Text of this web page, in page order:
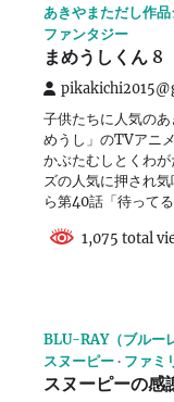
あきやまただし作
ファンタジー
まめうしくん 8
子供たちに人気の
めうし」のTVアニ
かぶたむしとくわ
ズの人気に押され
ら第40話「待って
1,075 total
BLU-RAY（ブルー
スヌーピー
ファミ
スヌーピーの感